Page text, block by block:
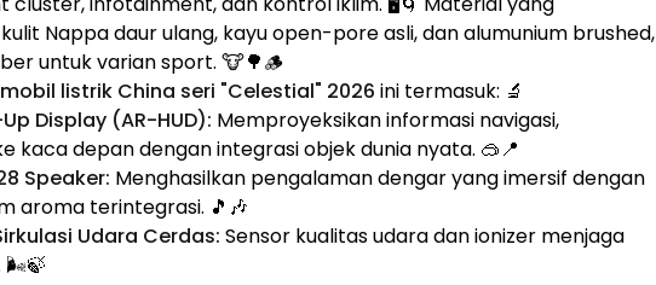
Nappa daur ulang, kayu open-pore asli, dan alumunium brushed,
untuk varian sport. 🐮🌳🪵
mobil listrik China seri "Celestial" 2026 ini termasuk: 🔬
Display (AR-HUD): Memproyeksikan informasi navigasi,
kaca depan dengan integrasi objek dunia nyata. 🥽📍
Speaker: Menghasilkan pengalaman dengar yang imersif dengan
aroma terintegrasi. 🎵🎶
Udara Cerdas: Sensor kualitas udara dan ionizer menjaga
🌬️🍃